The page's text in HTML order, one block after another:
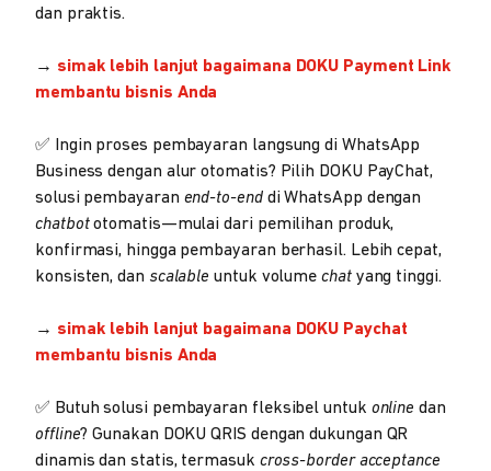
dan praktis.
→ simak lebih lanjut bagaimana DOKU Payment Link
membantu bisnis Anda
✅ Ingin proses pembayaran langsung di WhatsApp
Business dengan alur otomatis? Pilih DOKU PayChat,
solusi pembayaran end-to-end di WhatsApp dengan
chatbototomatis—mulai dari pemilihan produk,
konfirmasi, hingga pembayaran berhasil. Lebih cepat,
konsisten, dan scalable untuk volumechatyang tinggi.
→ simak lebih lanjut bagaimana DOKU Paychat
membantu bisnis Anda
✅ Butuh solusi pembayaran fleksibel untuk online dan
offline? Gunakan DOKU QRIS dengan dukungan QR
dinamis dan statis, termasuk cross-border acceptance